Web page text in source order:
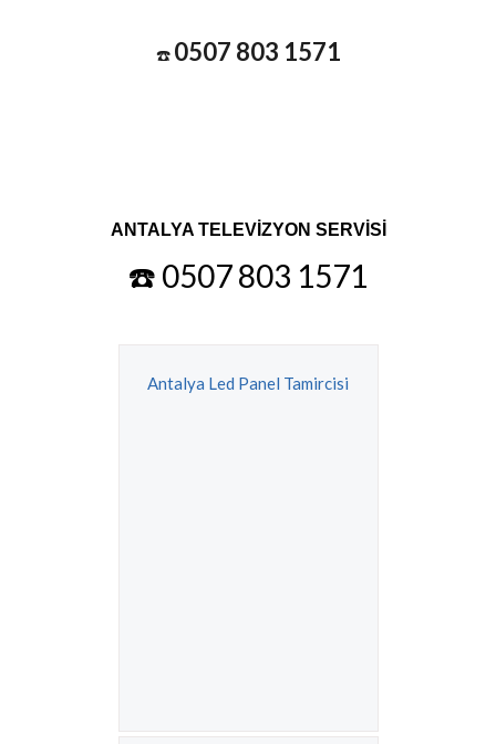
☎️ 0507 803 1571
ANTALYA TELEVİZYON SERVİSİ
☎️ 0507 803 1571
Antalya Led Panel Tamircisi